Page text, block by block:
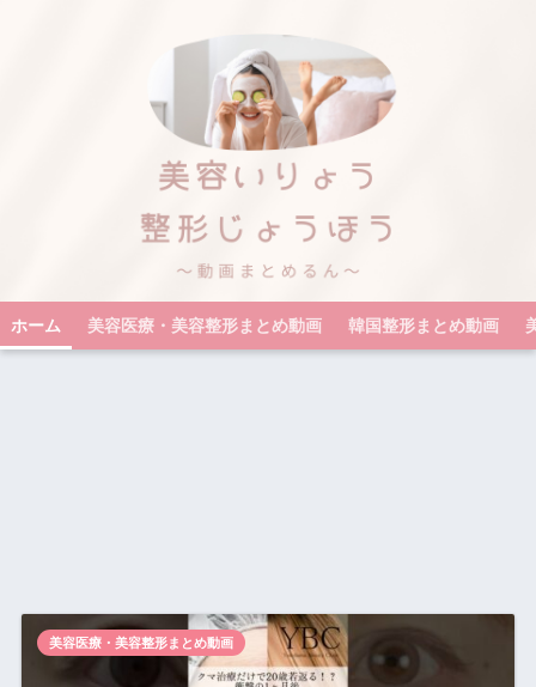
ホーム 美容医療・美容整形まとめ動画 韓国整形まとめ動画
美容医療・美容整形まとめ動画